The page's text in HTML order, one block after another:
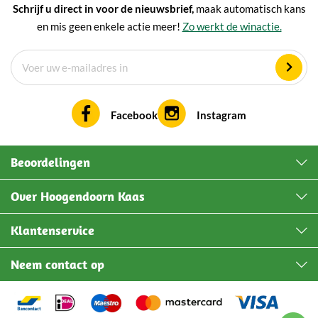
Schrijf u direct in voor de nieuwsbrief, maak automatisch kans
en mis geen enkele actie meer! Zo werkt de winactie.
Facebook Instagram
Beoordelingen
Over Hoogendoorn Kaas
Klantenservice
Neem contact op